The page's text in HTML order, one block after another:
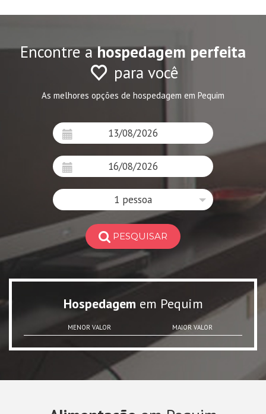
Encontre ahospedagem perfeita
para você
As melhores opções de hospedagem em Pequim
1 pessoa
PESQUISAR
Hospedagem em Pequim
MENOR VALOR MAIOR VALOR